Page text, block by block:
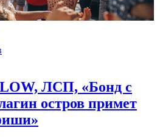
ЛСП, «Бонд с
остров примет